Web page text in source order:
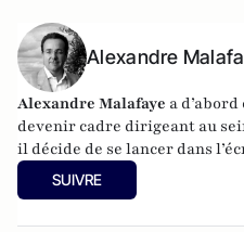
Alexandre
Alexandre Malafaye a
devenir cadre dirigeant au
il décide de se lancer dans
ses connaissances
plusieurs romans à suspense
SUIVRE